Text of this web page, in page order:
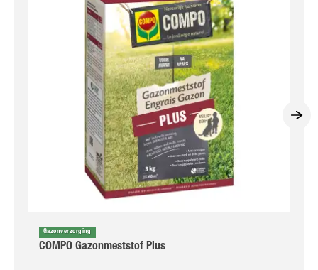
Gazonverzorging
COMPO Gazonmeststof Plus